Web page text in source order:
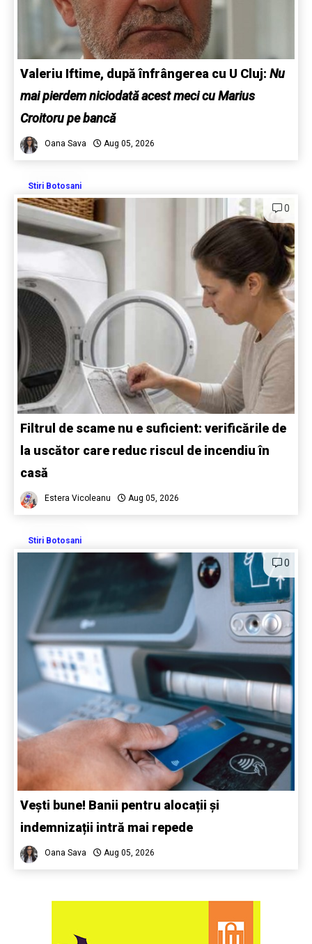
Valeriu Iftime, după înfrângerea cu U Cluj: Nu
mai pierdem niciodată acest meci cu Marius
Croitoru pe bancă
Oana Sava Aug 05, 2026
Stiri Botosani
0
Filtrul de scame nu e suficient: verificările de
la uscător care reduc riscul de incendiu în
casă
Estera Vicoleanu Aug 05, 2026
Stiri Botosani
0
Vești bune! Banii pentru alocații și
indemnizații intră mai repede
Oana Sava Aug 05, 2026